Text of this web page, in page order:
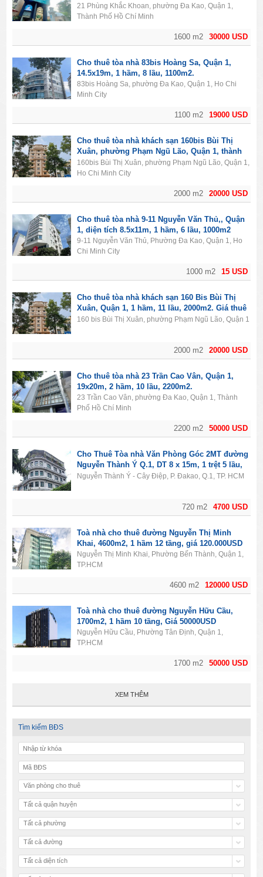
30000 USD
1600 m2
21 Phùng Khắc Khoan, phường Đa Kao, Quận 1,
Thành Phố Hồ Chí Minh
19000 USD
1100 m2
Cho thuê tòa nhà 83bis Hoàng Sa, Quận 1,
14.5x19m, 1 hầm, 8 lầu, 1100m2.
83bis Hoàng Sa, phường Đa Kao, Quận 1, Ho Chi
Minh City
20000 USD
2000 m2
Cho thuê tòa nhà khách sạn 160bis Bùi Thị
Xuân, phường Phạm Ngũ Lão, Quận 1, thành
phố Hồ Chí Minh. Diện tích 2000m2, 1 hầm, 11
lầu, 50PN.
160bis Bùi Thị Xuân, phường Phạm Ngũ Lão, Quận 1,
Ho Chi Minh City
15 USD
1000 m2
Cho thuê tòa nhà 9-11 Nguyễn Văn Thủ,, Quận
1, diện tích 8.5x11m, 1 hầm, 6 lầu, 1000m2
9-11 Nguyễn Văn Thủ, Phường Đa Kao, Quận 1, Ho
Chi Minh City
20000 USD
2000 m2
Cho thuê tòa nhà khách sạn 160 Bis Bùi Thị
Xuân, Quận 1, 1 hầm, 11 lầu, 2000m2. Giá thuê
20.000$/tháng.
160 bis Bùi Thị Xuân, phường Phạm Ngũ Lão, Quận 1
50000 USD
2200 m2
Cho thuê tòa nhà 23 Trần Cao Vân, Quận 1,
19x20m, 2 hầm, 10 lầu, 2200m2.
23 Trần Cao Vân, phường Đa Kao, Quận 1, Thành
Phố Hồ Chí Minh
4700 USD
720 m2
Cho Thuê Tòa nhà Văn Phòng Góc 2MT đường
Nguyễn Thành Ý Q.1, DT 8 x 15m, 1 trệt 5 lầu,
Giá 4700usd
Nguyễn Thành Ý - Cây Điệp, P. Đakao, Q.1, TP. HCM
120000 USD
4600 m2
Toà nhà cho thuê đường Nguyễn Thị Minh
Khai, 4600m2, 1 hầm 12 tầng, giá 120.000USD
Nguyễn Thị Minh Khai, Phường Bến Thành, Quận 1,
TP.HCM
50000 USD
1700 m2
Toà nhà cho thuê đường Nguyễn Hữu Cầu,
1700m2, 1 hầm 10 tầng, Giá 50000USD
Nguyễn Hữu Cầu, Phường Tân Định, Quận 1,
TP.HCM
XEM THÊM
Tìm kiếm BĐS
Văn phòng cho thuê
Tất cả quận huyện
Tất cả phường
Tất cả đường
Tất cả diện tích